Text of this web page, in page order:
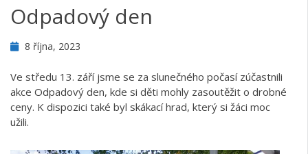
Odpadový den
8 října, 2023
Ve středu 13. září jsme se za slunečného počasí zúčastnili
akce Odpadový den, kde si děti mohly zasoutěžit o drobné
ceny. K dispozici také byl skákací hrad, který si žáci moc
užili.